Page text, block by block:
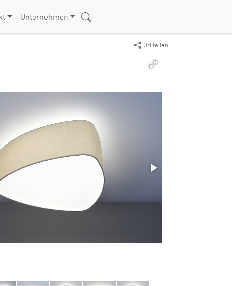
Unternehmen
Url teilen